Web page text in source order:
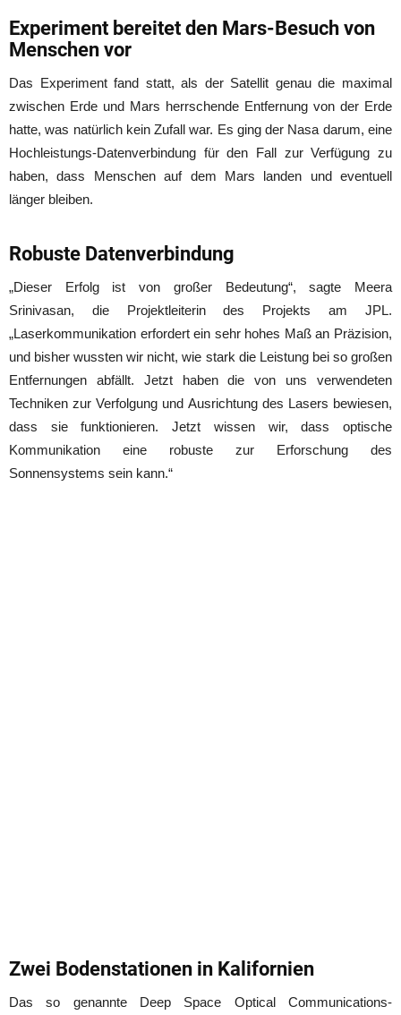
Experiment bereitet den Mars-Besuch von
Menschen vor
Das Experiment fand statt, als der Satellit genau die maximal
zwischen Erde und Mars herrschende Entfernung von der Erde
hatte, was natürlich kein Zufall war. Es ging der Nasa darum, eine
Hochleistungs-Datenverbindung für den Fall zur Verfügung zu
haben, dass Menschen auf dem Mars landen und eventuell
länger bleiben.
Robuste Datenverbindung
„Dieser Erfolg ist von großer Bedeutung“, sagte Meera
Srinivasan, die Projektleiterin des Projekts am JPL.
„Laserkommunikation erfordert ein sehr hohes Maß an Präzision,
und bisher wussten wir nicht, wie stark die Leistung bei so großen
Entfernungen abfällt. Jetzt haben die von uns verwendeten
Techniken zur Verfolgung und Ausrichtung des Lasers bewiesen,
dass sie funktionieren. Jetzt wissen wir, dass optische
Kommunikation eine robuste zur Erforschung des
Sonnensystems sein kann.“
Zwei Bodenstationen in Kalifornien
Das so genannte Deep Space Optical Communications-